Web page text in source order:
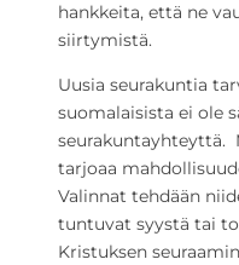
hankkeita, että ne
siirtymistä.
Uusia seurakuntia
suomalaisista ei ole
seurakuntayhteyttä.
tarjoaa
Valinnat tehdään
tuntuvat syystä tai
Kristuksen